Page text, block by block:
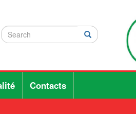
Rechercher
Search Search
Contacts